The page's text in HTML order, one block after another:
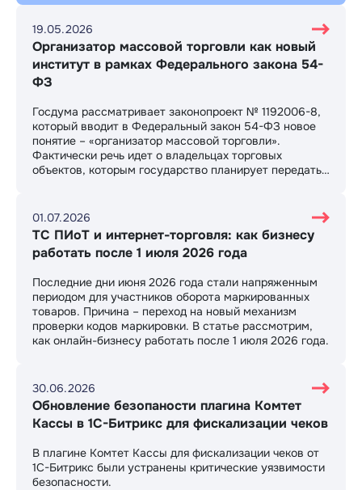
19.05.2026
Организатор массовой торговли как новый
институт в рамках Федерального закона 54-
ФЗ
Госдума рассматривает законопроект № 1192006-8,
который вводит в Федеральный закон 54-ФЗ новое
понятие – «организатор массовой торговли».
Фактически речь идет о владельцах торговых
объектов, которым государство планирует передать
01.07.2026
ТС ПИоТ и интернет-торговля: как бизнесу
работать после 1 июля 2026 года
Последние дни июня 2026 года стали напряженным
периодом для участников оборота маркированных
товаров. Причина – переход на новый механизм
проверки кодов маркировки. В статье рассмотрим,
как онлайн-бизнесу работать после 1 июля 2026 года.
30.06.2026
Обновление безопаности плагина Комтет
Кассы в 1С-Битрикс для фискализации чеков
В плагине Комтет Кассы для фискализации чеков от
1С-Битрикс были устранены критические уязвимости
безопасности.